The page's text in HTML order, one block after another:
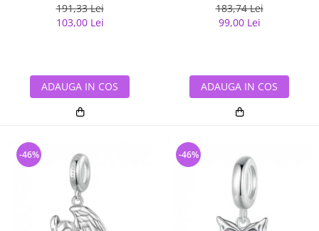
191,33 Lei
103,00 Lei
ADAUGA IN COS
183,74 Lei
99,00 Lei
ADAUGA IN COS
-46% -46%